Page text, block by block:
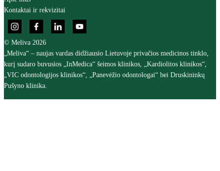
Kontaktai ir rekvizitai
© Meliva 2026
„Meliva“ – naujas vardas didžiausio Lietuvoje privačios medicinos tinklo,
kurį sudaro buvusios „InMedica“ šeimos klinikos, „Kardiolitos klinikos“,
„VIC odontologijos klinikos“, „Panevėžio odontologai“ bei Druskininkų
Pušyno klinika.